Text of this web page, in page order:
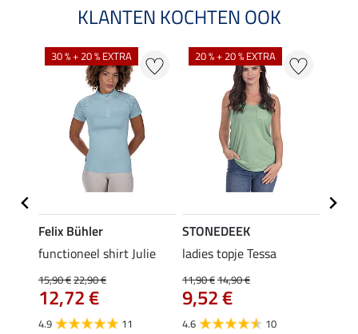
KLANTEN KOCHTEN OOK
30 % + 20 % EXTRA
Felix Bühler
functioneel shirt Julie
15,90 €22,90 €
12,72 €
4.9 11
20 % + 20 % EXTRA
STONEDEEK
ladies topje Tessa
11,90 €14,90 €
9,52 €
4.6 10